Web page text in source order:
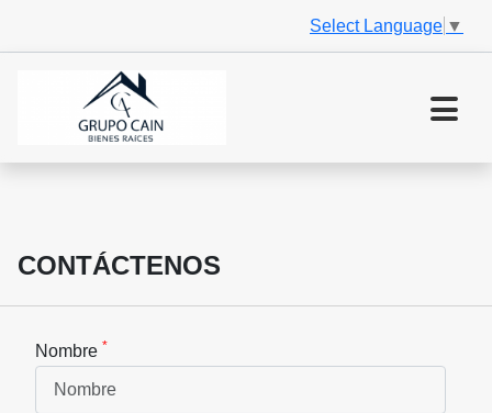
Select Language ▼
CONTÁCTENOS
Nombre *